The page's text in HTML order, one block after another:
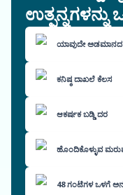
ಉತ್ಪನ್ನಗಳನ್ನು
ಯಾವುದೇ ಅಡಮಾನದ
ಕನಿಷ್ಠ ದಾಖಲೆ ಕೆಲಸ
ಆಕರ್ಷಕ ಬಡ್ಡಿ ದರ
ಹೊಂದಿಕೊಳ್ಳುವ
48 ಗಂಟೆಗಳ ಒಳಗೆ